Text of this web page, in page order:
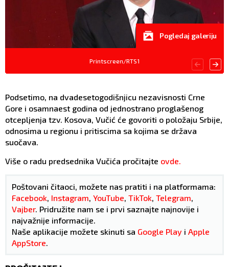
Printscreen/RTS1
Pogledaj galeriju
Podsetimo, na dvadesetogodišnjicu nezavisnosti Crne
Gore i osamnaest godina od jednostrano proglašenog
otcepljenja tzv. Kosova, Vučić će govoriti o položaju Srbije,
odnosima u regionu i pritiscima sa kojima se država
suočava.
Više o radu predsednika Vučića pročitajte ovde.
Poštovani čitaoci, možete nas pratiti i na platformama:
Facebook, Instagram, YouTube, TikTok, Telegram,
Vajber. Pridružite nam se i prvi saznajte najnovije i
najvažnije informacije.
Naše aplikacije možete skinuti sa Google Play i Apple
AppStore.